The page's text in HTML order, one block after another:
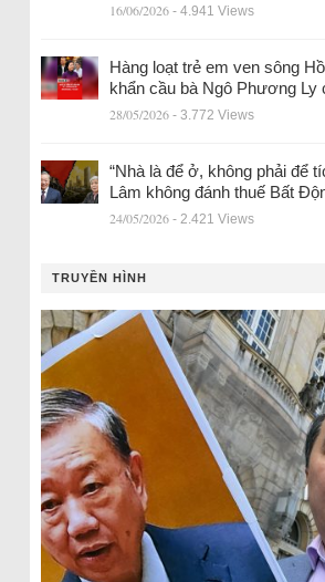
16/06/2026 - 4.941 Views
Hàng loạt trẻ em ven sông
khẩn cầu bà Ngô Phương Ly
28/05/2026 - 3.772 Views
“Nhà là để ở, không phải để
Lâm không đánh thuế Bất
24/05/2026 - 2.421 Views
TRUYỀN HÌNH